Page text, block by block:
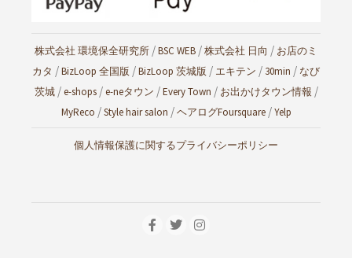
株式会社 環境保全研究所 /BSC WEB /株式会社 日向 / お店のミ
カタ /BizLoop 全国版 /BizLoop 茨城版 / エキテン / 30min / なび
茨城/e-shops/e-neタウン /Every Town / お出かけタウン情報 /
MyReco /Style hair salon /ヘアログFoursquare/Yelp
個人情報保護に関するプライバシーポリシー